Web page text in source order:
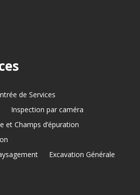
de Services
Inspection par caméra
et Champs d’épuration
Excavation Générale